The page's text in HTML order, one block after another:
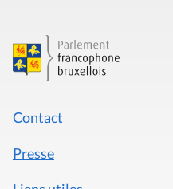
Contact
Presse